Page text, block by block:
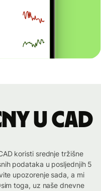
u CAD
koristi srednje tržišne
podataka u posljednjih 5
upozorenje sada, a mi
toga, uz naše dnevne